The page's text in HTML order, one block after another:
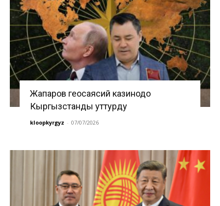
Жапаров геосаясий казинодо
Кыргызстанды уттурду
kloopkyrgyz - 07/07/2026